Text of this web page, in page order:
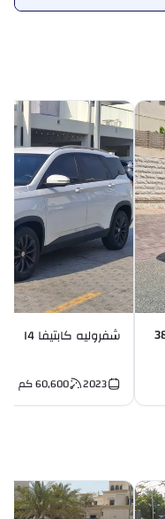
شفروليه كابتيفا I4
2023
60,600 كم